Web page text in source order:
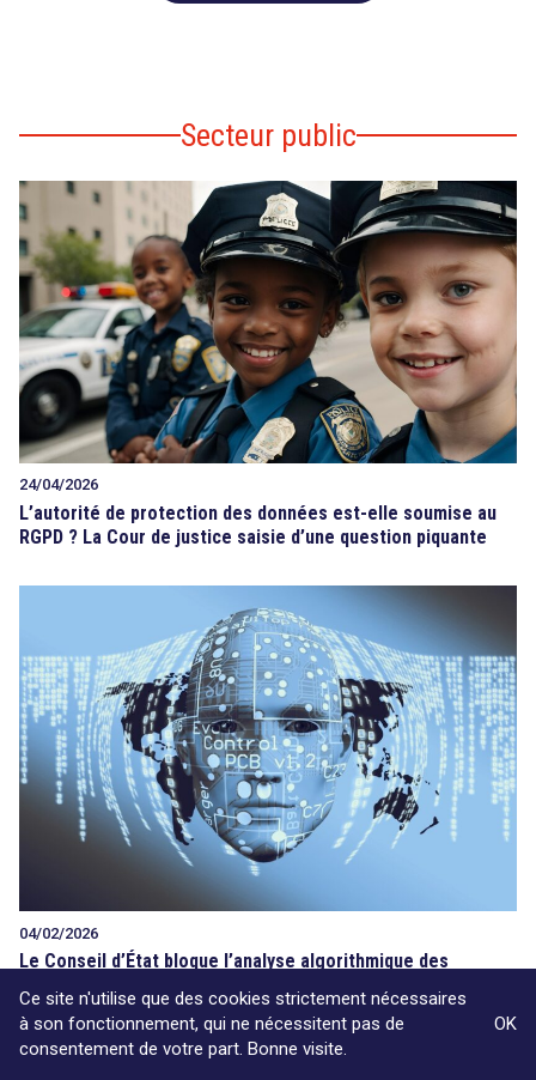
Secteur public
24/04/2026
L’autorité de protection des données est-elle soumise au
RGPD ? La Cour de justice saisie d’une question piquante
04/02/2026
Le Conseil d’État bloque l’analyse algorithmique des
Ce site n'utilise que des cookies strictement nécessaires
à son fonctionnement, qui ne nécessitent pas de
consentement de votre part. Bonne visite.
OK